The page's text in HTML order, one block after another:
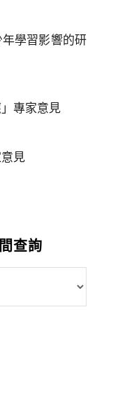
年學習影響的研
」專家意見
見
查詢